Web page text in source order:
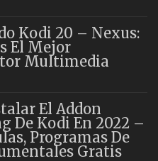
Kodi 20 – Nexus:
El Mejor
Multimedia
El Addon
De Kodi En 2022 –
Programas De
Gratis